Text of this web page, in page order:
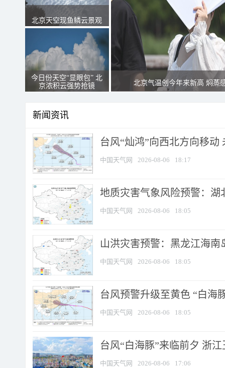
北京天空现鱼鳞云景观
今日份天空“显眼包” 北
京浓积云强势抢镜
北京气温创今年来新高 焖蒸
新闻资讯
台风“灿鸿”向西北方向移动
中国天气网 2026-08-06 18:17
地质灾害气象风险预警：湖
中国天气网 2026-08-06 18:05
山洪灾害预警：黑龙江海
中国天气网 2026-08-06 18:05
台风预警升级至黄色 “白海
中国天气网 2026-08-06 18:05
台风“白海豚”来临前夕 浙
中国天气网 2026-08-06 17:06